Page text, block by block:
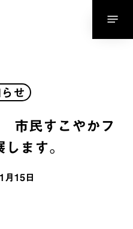
せ
市民すこやかフ
ます。
月15日